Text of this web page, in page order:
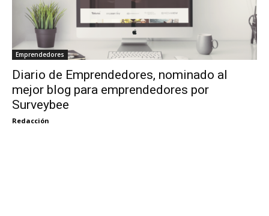
Emprendedores
Diario de Emprendedores, nominado al
mejor blog para emprendedores por
Surveybee
Redacción